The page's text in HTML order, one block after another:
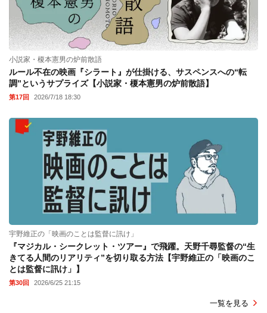
小説家・榎本憲男の炉前散語
ルール不在の映画『シラート』が仕掛ける、サスペンスへの“転
調”というサプライズ【小説家・榎本憲男の炉前散語】
第17回 2026/7/18 18:30
宇野維正の「映画のことは監督に訊け」
『マジカル・シークレット・ツアー』で飛躍。天野千尋監督の“生
きてる人間のリアリティ”を切り取る方法【宇野維正の「映画のこ
とは監督に訊け」】
第30回 2026/6/25 21:15
一覧を見る